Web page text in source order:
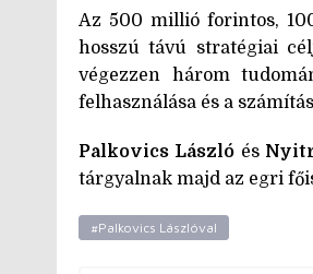
Az 500 millió forintos,
hosszú távú stratégiai
végezzen három
felhasználása és a
Palkovics László és
tárgyalnak majd az egri
#Palkovics Lászlóval